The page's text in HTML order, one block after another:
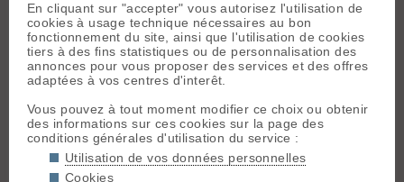
Y
Yoel[ 19 posts] - Le 12/04/2021 08:43
Merci ce serait cool.
Je me suis dit que j’avais envie de faire d’autres requêtes sur
les skis (rayon, rocker, poids, chants droits vs cap) alors je
sont pas. Tu crois qu’il y aurait moyen d’accéder aux
données. Un endroit pour télécharger un csv m’irait bien. Si je
fais des sheets Google je les partagerai sur Skitour.
Encore merci pour Skitour.
En cliquant sur "accepter" vous autorisez l'utilisation de
cookies à usage technique nécessaires au bon
fonctionnement du site, ainsi que l'utilisation de cookies
tiers à des fins statistiques ou de personnalisation des
annonces pour vous proposer des services et des offres
adaptées à vos centres d'interêt.
Vous pouvez à tout moment modifier ce choix ou obtenir
des informations sur ces cookies sur la page des
conditions générales d'utilisation du service :
Utilisation de vos données personnelles
Cookies